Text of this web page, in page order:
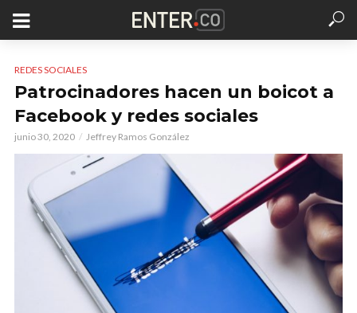
REDES SOCIALES
Patrocinadores hacen un boicot a
Facebook y redes sociales
junio 30, 2020 Jeffrey Ramos González